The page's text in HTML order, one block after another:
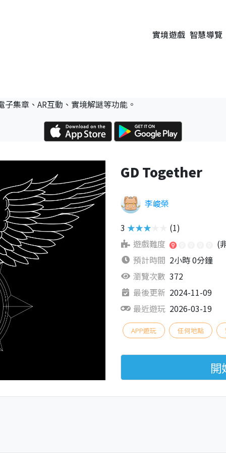
實境遊戲 智慧導覽
集章、AR互動、實境解謎等功能。
GD Together
李峻榮
3 ★★★★★
(1)
遊戲難度
(
預計時間 2小時 0分鐘
瀏覽次數 372
最後更新 2024-11-09
最近遊玩 2026-03-19
APP遊玩 任何地點
開